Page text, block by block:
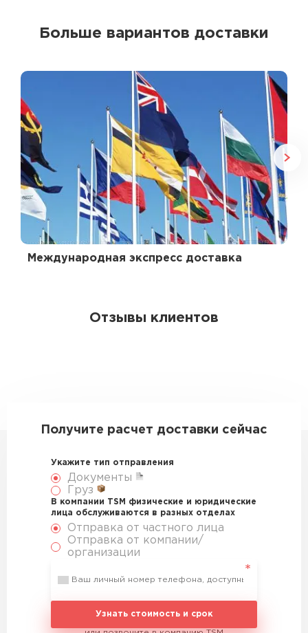
Больше вариантов доставки
Международная экспресс доставка
Отзывы клиентов
Получите расчет доставки сейчас
Укажите тип отправления
Документы
Груз
В компании TSM физические и юридические
лица обслуживаются в разных отделах
Отправка от частного лица
Отправка от компании/
организации
Узнать стоимость и срок